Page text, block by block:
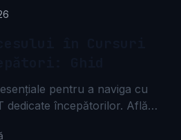
pentru a naviga cu
dedicate începătorilor. Află
eficient și să-ți construiești